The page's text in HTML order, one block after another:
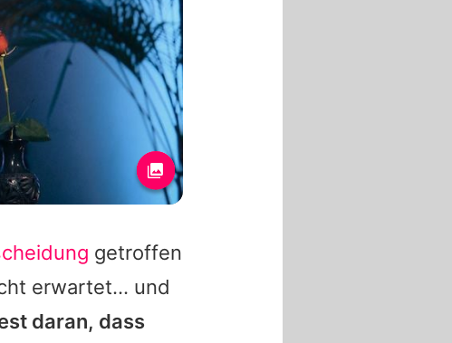
getroffen
erwartet... und
daran, dass